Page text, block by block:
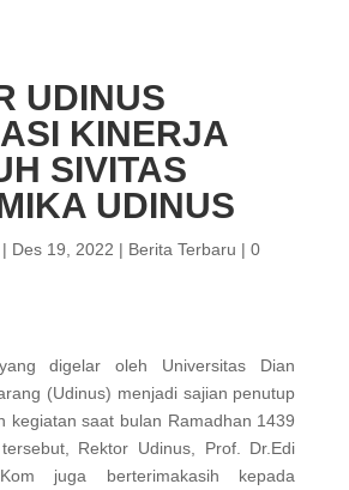
UDINUS
KINERJA
SIVITAS
UDINUS
Des 19, 2022 | Berita Terbaru | 0
digelar oleh Universitas Dian
(Udinus) menjadi sajian penutup
kegiatan saat bulan Ramadhan 1439
Rektor Udinus, Prof. Dr.Edi
juga berterimakasih kepada